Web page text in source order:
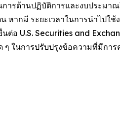
รด้านปฏิบัติการและงบประมา
หากมี ระยะเวลาในการนำไป
นต่อ U.S. Securities and
ๆ ในการปรับปรุงข้อความที่มี